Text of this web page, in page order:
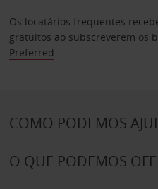
Os locatários frequentes
gratuitos ao subscreverem os
Preferred.
COMO PODEMOS
O QUE PODEMOS